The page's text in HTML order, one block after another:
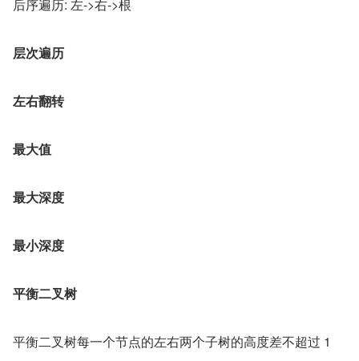
后序遍历: 左->右->根
层次遍历
左右翻转
最大值
最大深度
最小深度
平衡二叉树
平衡二叉树每一个节点的左右两个子树的高度差不超过 1